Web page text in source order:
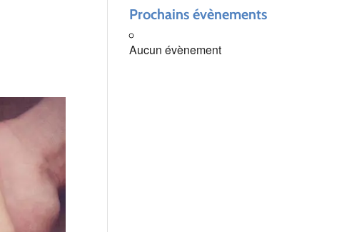
Prochains évènements
Aucun évènement